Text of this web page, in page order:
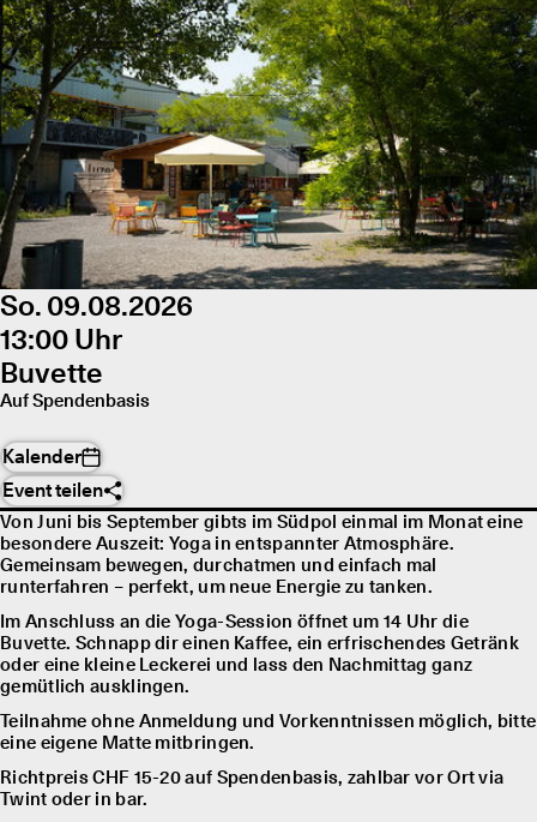
So. 09.08.2026
13:00 Uhr
Buvette
Auf Spendenbasis
Kalender
Event teilen
Von Juni bis September gibts im Südpol einmal im Monat eine
besondere Auszeit: Yoga in entspannter Atmosphäre.
Gemeinsam bewegen, durchatmen und einfach mal
runterfahren – perfekt, um neue Energie zu tanken.
Im Anschluss an die Yoga-Session öffnet um 14 Uhr die
Buvette. Schnapp dir einen Kaffee, ein erfrischendes Getränk
oder eine kleine Leckerei und lass den Nachmittag ganz
gemütlich ausklingen.
Teilnahme ohne Anmeldung und Vorkenntnissen möglich, bitte
eine eigene Matte mitbringen.
Richtpreis CHF 15-20 auf Spendenbasis, zahlbar vor Ort via
Twint oder in bar.